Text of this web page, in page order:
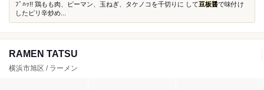
ﾌﾞﾊｯ!! 鶏もも肉、ピーマン、玉ねぎ、タケノコを千切りに して豆板醤で味付け
したピリ辛炒め...
RAMEN TATSU
横浜市旭区 / ラーメン